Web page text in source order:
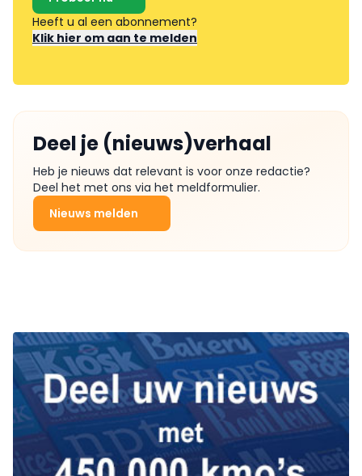
Heeft u al een abonnement?
Klik hier om aan te melden
Deel je (nieuws)verhaal
Heb je nieuws dat relevant is voor onze redactie?
Deel het met ons via het meldformulier.
Nieuws melden